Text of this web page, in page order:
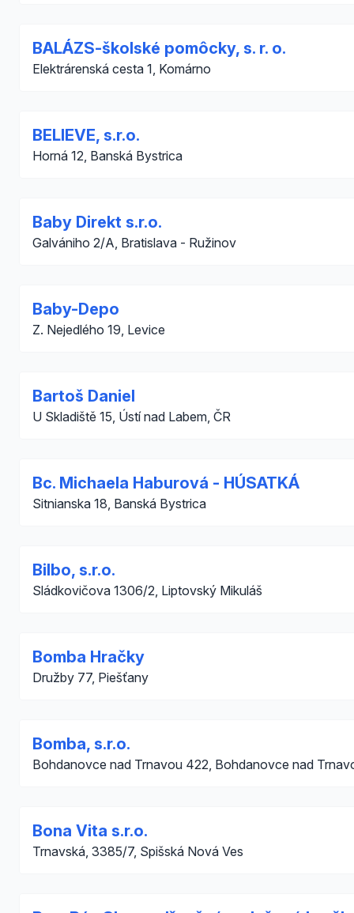
BALÁZS-školské pomôcky, s. r. o.
Elektrárenská cesta 1, Komárno
BELIEVE, s.r.o.
Horná 12, Banská Bystrica
Baby Direkt s.r.o.
Galvániho 2/A, Bratislava - Ružinov
Baby-Depo
Z. Nejedlého 19, Levice
Bartoš Daniel
U Skladiště 15, Ústí nad Labem, ČR
Bc. Michaela Haburová - HÚSATKÁ
Sitnianska 18, Banská Bystrica
Bilbo, s.r.o.
Sládkovičova 1306/2, Liptovský Mikuláš
Bomba Hračky
Družby 77, Piešťany
Bomba, s.r.o.
Bohdanovce nad Trnavou 422, Bohdanovce nad
Bona Vita s.r.o.
Trnavská, 3385/7, Spišská Nová Ves